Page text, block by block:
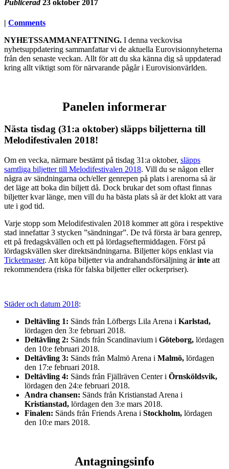
Publicerad 23 oktober 2017
| Comments
NYHETSSAMMANFATTNING. I denna veckovisa
nyhetsuppdatering sammanfattar vi de aktuella Eurovisionnyheterna
från den senaste veckan. Allt för att du ska känna dig så uppdaterad
kring allt viktigt som för närvarande pågår i Eurovisionvärlden.
Panelen informerar
Nästa tisdag (31:a oktober) släpps biljetterna till
Melodifestivalen 2018!
Om en vecka, närmare bestämt på tisdag 31:a oktober, släpps
samtliga biljetter till Melodifestivalen 2018. Vill du se någon eller
några av sändningarna och/eller genrepen på plats i arenorna så är
det läge att boka din biljett då. Dock brukar det som oftast finnas
biljetter kvar länge, men vill du ha bästa plats så är det klokt att vara
ute i god tid.
Varje stopp som Melodifestivalen 2018 kommer att göra i respektive
stad innefattar 3 stycken ”sändningar”. De två första är bara genrep,
ett på fredagskvällen och ett på lördagseftermiddagen. Först på
lördagskvällen sker direktsändningarna. Biljetter köps enklast via
Ticketmaster. Att köpa biljetter via andrahandsförsäljning ärinte att
rekommendera (riska för falska biljetter eller ockerpriser).
Städer och datum 2018:
Deltävling 1: Sänds från Löfbergs Lila Arena i Karlstad,
lördagen den 3:e februari 2018.
Deltävling 2: Sänds från Scandinavium i Göteborg, lördagen
den 10:e februari 2018.
Deltävling 3: Sänds från Malmö Arena i Malmö, lördagen
den 17:e februari 2018.
Deltävling 4: Sänds från Fjällräven Center i Örnsköldsvik,
lördagen den 24:e februari 2018.
Andra chansen: Sänds från Kristianstad Arena i
Kristianstad, lördagen den 3:e mars 2018.
Finalen: Sänds från Friends Arena i Stockholm, lördagen
den 10:e mars 2018.
Antagningsinfo